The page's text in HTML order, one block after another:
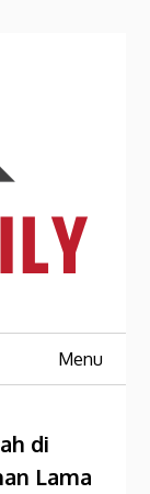
Menu
di
Lama